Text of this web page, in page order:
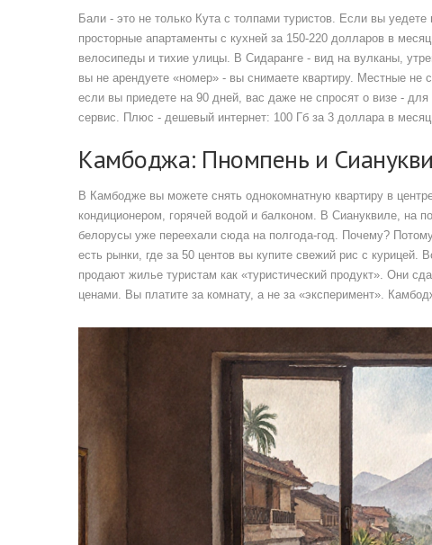
Бали - это не только Кута с толпами туристов. Если вы
просторные апартаменты с кухней за 150-220 долларов в
велосипеды и тихие улицы. В Сидаранге - вид на вулканы,
вы не арендуете «номер» - вы снимаете квартиру. Местные
если вы приедете на 90 дней, вас даже не спросят о визе -
сервис. Плюс - дешевый интернет: 100 Гб за 3 доллара в
Камбоджа: Пномпень и
В Камбодже вы можете снять однокомнатную квартиру в
кондиционером, горячей водой и балконом. В Сиануквиле, на
белорусы уже переехали сюда на полгода-год. Почему?
есть рынки, где за 50 центов вы купите свежий рис с
продают жилье туристам как «туристический продукт». Они
ценами. Вы платите за комнату, а не за «эксперимент».